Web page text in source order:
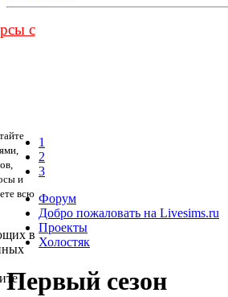
с
и
всю
в
1
2
3
Форум
Добро пожаловать на Livesims.ru
Проекты
Холостяк
Первый сезон